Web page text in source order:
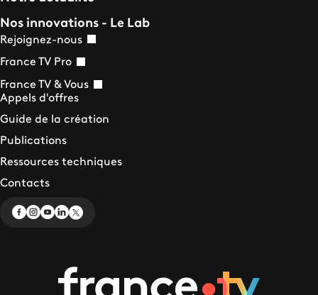
Nos innovations - Le Lab
Rejoignez-nous
France TV Pro
France TV & Vous
Appels d'offres
Guide de la création
Publications
Ressources techniques
Contacts